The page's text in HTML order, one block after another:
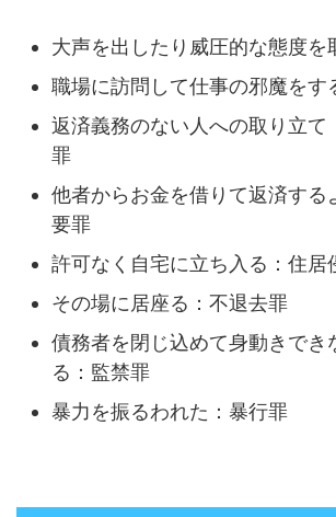
大声を出したり威圧的な態度を
職場に訪問して仕事の邪魔をす
返済義務のない人への取り立て
罪
他者からお金を借りて返済する
要罪
許可なく自宅に立ち入る：住居
その場に居座る：不退去罪
債務者を閉じ込めて身動きでき
る：監禁罪
暴力を振るわれた：暴行罪